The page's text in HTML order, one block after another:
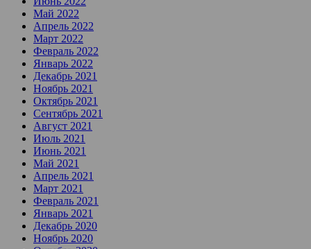
Май 2022
Апрель 2022
Март 2022
Февраль 2022
Январь 2022
Декабрь 2021
Ноябрь 2021
Октябрь 2021
Сентябрь 2021
Август 2021
Июль 2021
Июнь 2021
Май 2021
Апрель 2021
Март 2021
Февраль 2021
Январь 2021
Декабрь 2020
Ноябрь 2020